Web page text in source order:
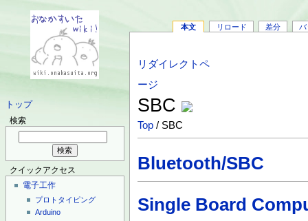
トップ
検索
クイックアクセス
電子工作
プロトタイピング
Arduino
本文 リロード 差分 バ
リダイレクトペ
ージ
SBC
Top / SBC
Bluetooth/SBC
Single Board